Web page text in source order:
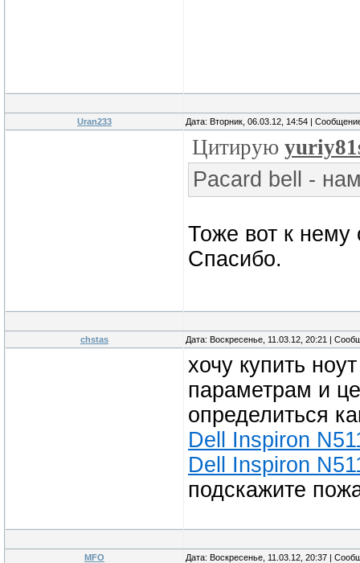
Uran233 Дата: Вторник, 06.03.12, 14:54 |
Цитирую
Pacard bell -
Тоже вот к нему
Спасибо.
chstas Дата: Воскресенье, 11.03.12, 20:21 |
хочу купить
параметрам и
определиться
Dell Inspiron
Dell Inspiron
подскажите
MFO Дата: Воскресенье, 11.03.12, 20:37 |